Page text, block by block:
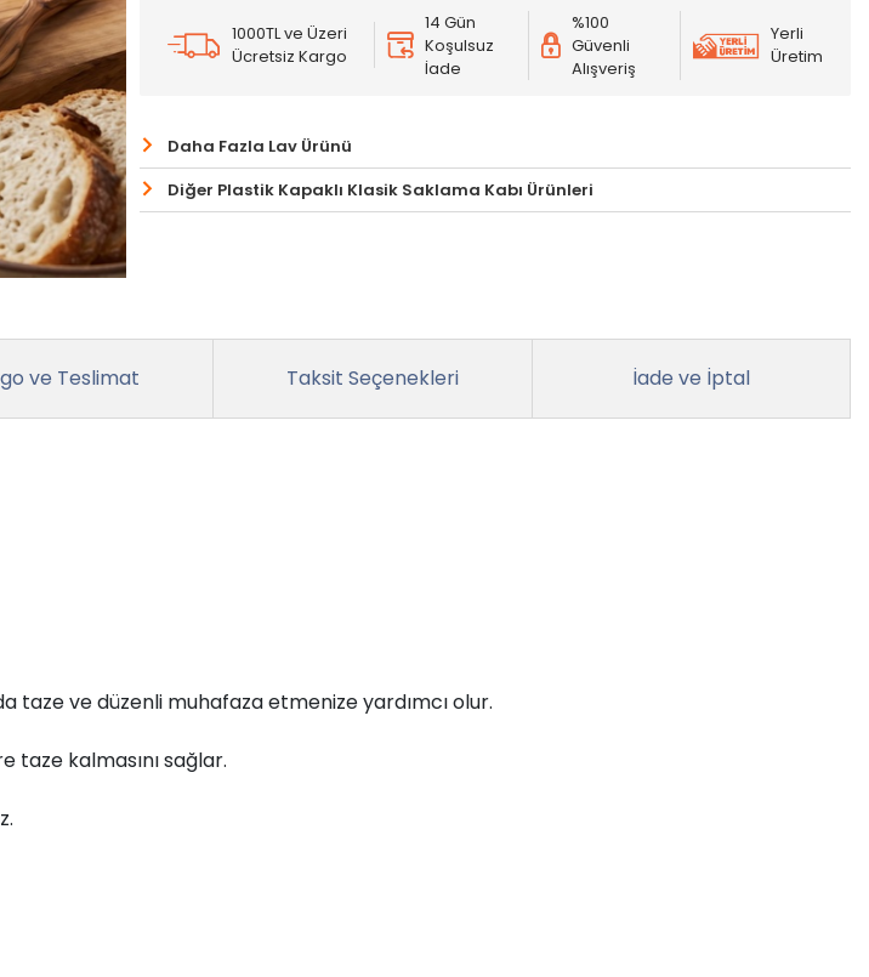
1000TL ve Üzeri
Ücretsiz Kargo
14 Gün
Koşulsuz
İade
%100
Güvenli
Alışveriş
Yerli
Üretim
Daha Fazla Lav Ürünü
Diğer Plastik Kapaklı Klasik Saklama Kabı Ürünleri
ve Teslimat Taksit Seçenekleri İade ve İptal
taze ve düzenli muhafaza etmenize yardımcı olur.
taze kalmasını sağlar.